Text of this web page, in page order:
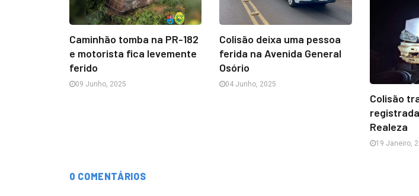
Caminhão tomba na PR-182
e motorista fica levemente
ferido
09 Junho, 2025
Colisão deixa uma pessoa
ferida na Avenida General
Osório
04 Junho, 2025
Colisão
Realeza
19 Janeiro,
0 COMENTÁRIOS